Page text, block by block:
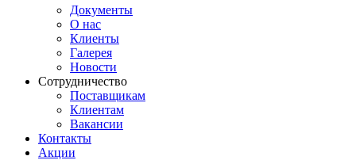
Документы
О нас
Клиенты
Галерея
Новости
Сотрудничество
Поставщикам
Клиентам
Вакансии
Контакты
Акции